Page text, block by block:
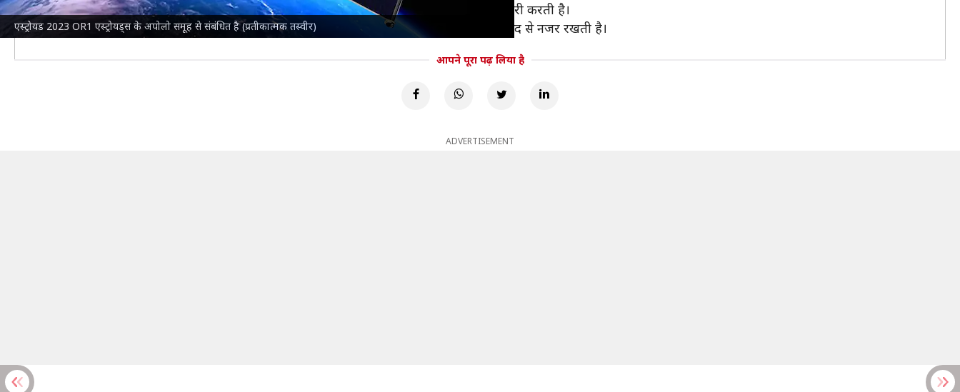
एस्ट्रोयड 2023 OR1 एस्ट्रोयड्स के अपोलो समूह से संबंधित है (प्रतीकात्मक तस्वीर)
जब कोई एस्ट्रोयड पृथ्वी के 80 लाख किलोमीटर के क्षेत्र में आता है, तब खतरे को देखते हुए एजेंसी अलर्ट जारी करती है।
पृथ्वी के करीब आने वाले एस्ट्रोयड्स पर नासा अंतरिक्ष और पृथ्वी पर मौजूद अपने विभिन्न टेलीस्कोपों की मदद से नजर रखती है।
आपने पूरा पढ़ लिया है
ADVERTISEMENT